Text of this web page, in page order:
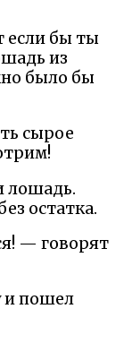
если бы ты
из
было бы
сырое
лошадь.
остатка.
— говорят
и пошел